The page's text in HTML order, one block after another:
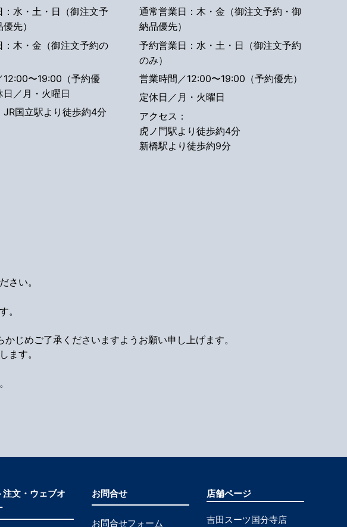
：水・土・日（御注文予
先）
：木・金（御注文予約の
12:00〜19:00（予約優
日／月・火曜日
JR国立駅より徒歩約4分
通常営業日：木・金（御注文予約・御
納品優先）
予約営業日：水・土・日（御注文予約
のみ）
営業時間／12:00〜19:00（予約優先）
定休日／月・火曜日
アクセス：
虎ノ門駅より徒歩約4分
新橋駅より徒歩約9分
さい。
。
じめご了承くださいますようお願い申し上げます。
ます。
注文・ウェブオ
お問合せ
お問合せフォーム
店舗ページ
吉田スーツ国分寺店